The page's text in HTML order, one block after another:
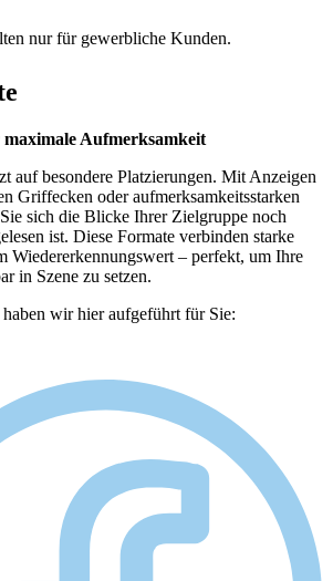
nur für gewerbliche Kunden.
Aufmerksamkeit
auf besondere Platzierungen. Mit Anzeigen
Griffecken oder aufmerksamkeitsstarken
sich die Blicke Ihrer Zielgruppe noch
ist. Diese Formate verbinden starke
Wiedererkennungswert – perfekt, um Ihre
in Szene zu setzen.
wir hier aufgeführt für Sie: